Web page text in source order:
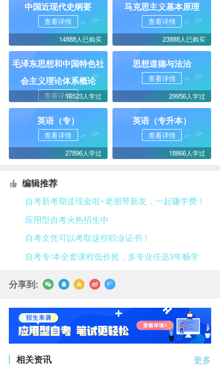
中国近现代史纲要
查看详情
14888人已购买
马克思主义基本原理
查看详情
23888人已购买
毛泽东思想和中国特色社
会主义理论体系概论
查看详情16523人学过
思想道德与法治
查看详情
29956人学过
英语（专）
查看详情
27896人学过
英语（专升本）
查看详情
18866人学过
编辑推荐
自考新考期送现金啦~老朋带新友，一起赚学费！
应用型自考火热招生中
自考文凭可以考取这些职业证书！
自考专/本全套课程低价抢，多专业任选3年畅学
分享到:
更多
相关资讯